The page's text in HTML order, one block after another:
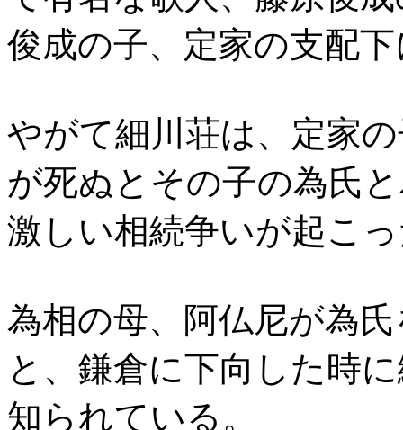
俊成の子、定家の支配
やがて細川荘は、定家
が死ぬとその子の為氏
激しい相続争いが起こ
為相の母、阿仏尼が為
と、鎌倉に下向した時
知られている。